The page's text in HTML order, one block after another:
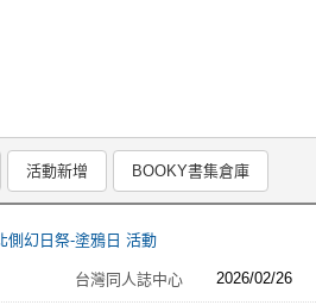
活動新增 BOOKY書集倉庫
側幻日祭-塗鴉日 活動
台灣同人誌中心 2026/02/26